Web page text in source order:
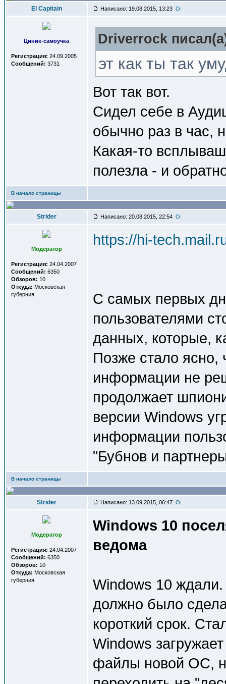
El Capitain Написано: 19.08.2015, 13:23
Циник-самоучка
Регистрация: 24.09.2005
Сообщений: 3731
Driverrock
эт как ты так
Вот так вот.
Сидел себе в
обычно раз в час,
Какая-то
полезла - и
В начало страницы
Strider Написано: 20.08.2015, 22:54
Модератор
Регистрация: 24.04.2007
Сообщений: 6350
Обзоров: 10
Откуда: Московская
губерния
https://hi-
С самых первых
пользователями
данных, которые,
Позже стало ясно,
информации не
продолжает
версии Windows
информации
"Бубнов и
В начало страницы
Strider Написано: 13.09.2015, 06:47
Модератор
Регистрация: 24.04.2007
Сообщений: 6350
Обзоров: 10
Откуда: Московская
губерния
Windows 10
ведома
Windows 10
должно было
короткий срок.
Windows
файлы новой ОС,